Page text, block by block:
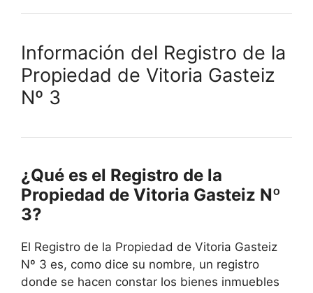
Información del Registro de la
Propiedad de Vitoria Gasteiz
Nº 3
¿Qué es el Registro de la
Propiedad de Vitoria Gasteiz Nº
3?
El Registro de la Propiedad de Vitoria Gasteiz
Nº 3 es, como dice su nombre, un registro
donde se hacen constar los bienes inmuebles